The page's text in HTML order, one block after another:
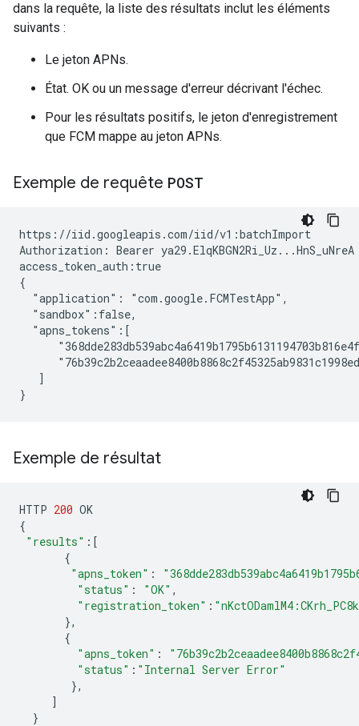
dans la requête, la liste des résultats inclut les éléments
suivants :
Le jeton APNs.
État. OK ou un message d'erreur décrivant l'échec.
Pour les résultats positifs, le jeton d'enregistrement
que FCM mappe au jeton APNs.
Exemple de requête POST
https://iid.googleapis.com/iid/v1:batchImport
Authorization: Bearer ya29.ElqKBGN2Ri_Uz...HnS_uNreA
access_token_auth:true
{
  "application": "com.google.FCMTestApp",
  "sandbox":false,
  "apns_tokens":[
   ]
Exemple de résultat
HTTP 200 OK
{
"results" : [
{
"apns_token" :
"status" : "OK" ,
"registration_token" :
},
{
"apns_token" :
"status" : "Internal Server Error"
},
]
}